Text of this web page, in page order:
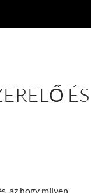
ÉS
az hogy milyen